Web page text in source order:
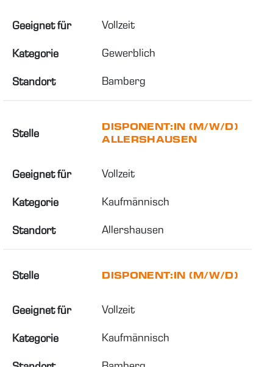
Geeignet für Vollzeit
Kategorie Gewerblich
Standort Bamberg
Stelle
DISPONENT:IN (M/W/D)
ALLERSHAUSEN
Geeignet für Vollzeit
Kategorie Kaufmännisch
Standort Allershausen
Stelle DISPONENT:IN (M/W/D)
Geeignet für Vollzeit
Kategorie Kaufmännisch